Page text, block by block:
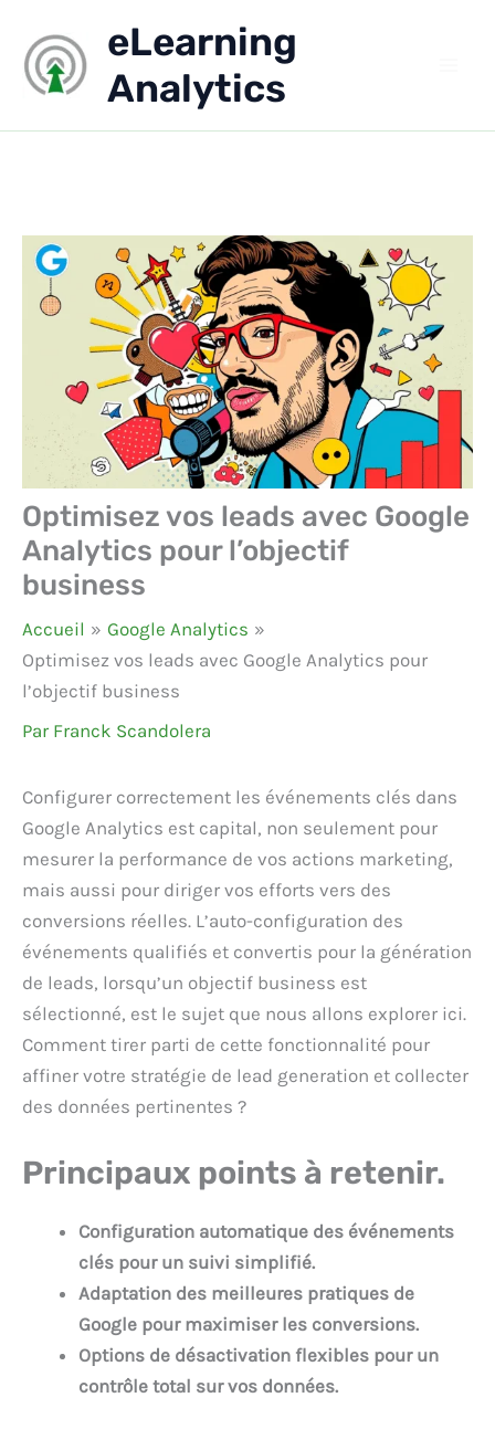
contenu
eLearning
Analytics
Optimisez vos leads avec Google
Analytics pour l’objectif
business
Accueil
Google Analytics
Optimisez vos leads avec Google Analytics pour
l’objectif business
Par Franck Scandolera
Configurer correctement les événements clés dans
Google Analytics est capital, non seulement pour
mesurer la performance de vos actions marketing,
mais aussi pour diriger vos efforts vers des
conversions réelles. L’auto-configuration des
événements qualifiés et convertis pour la génération
de leads, lorsqu’un objectif business est
sélectionné, est le sujet que nous allons explorer ici.
Comment tirer parti de cette fonctionnalité pour
affiner votre stratégie de lead generation et collecter
des données pertinentes ?
Principaux points à retenir.
Configuration automatique des événements
clés pour un suivi simplifié.
Adaptation des meilleures pratiques de
Google pour maximiser les conversions.
Options de désactivation flexibles pour un
contrôle total sur vos données.